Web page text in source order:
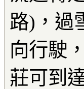
路)，過
向行駛
莊可到